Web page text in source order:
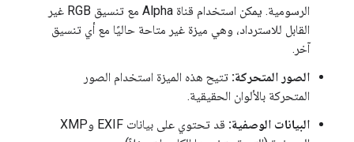
الرسومية. يمكن استخدام قناة Alpha مع تنسيق RGB غير
القابل للاسترداد، وهي ميزة غير متاحة حاليًا مع أي تنسيق
آخر.
الصور المتحركة: تتيح هذه الميزة استخدام الصور
المتحركة بالألوان الحقيقية.
البيانات الوصفية:
قد تحتوي على بيانات EXIF وXMP